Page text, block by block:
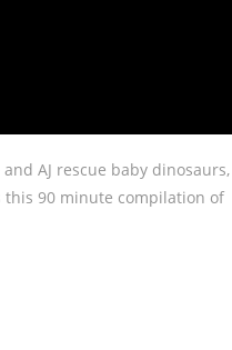
AJ rescue baby dinosaurs,
this 90 minute compilation of